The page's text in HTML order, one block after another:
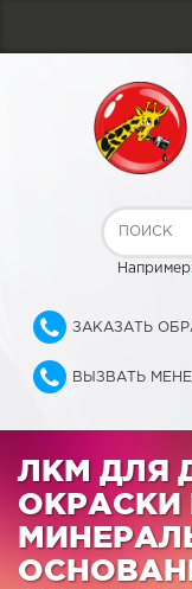
Например:
ЗАКАЗАТЬ
ВЫЗВАТЬ
ЛКМ ДЛЯ
ОКРАСКИ